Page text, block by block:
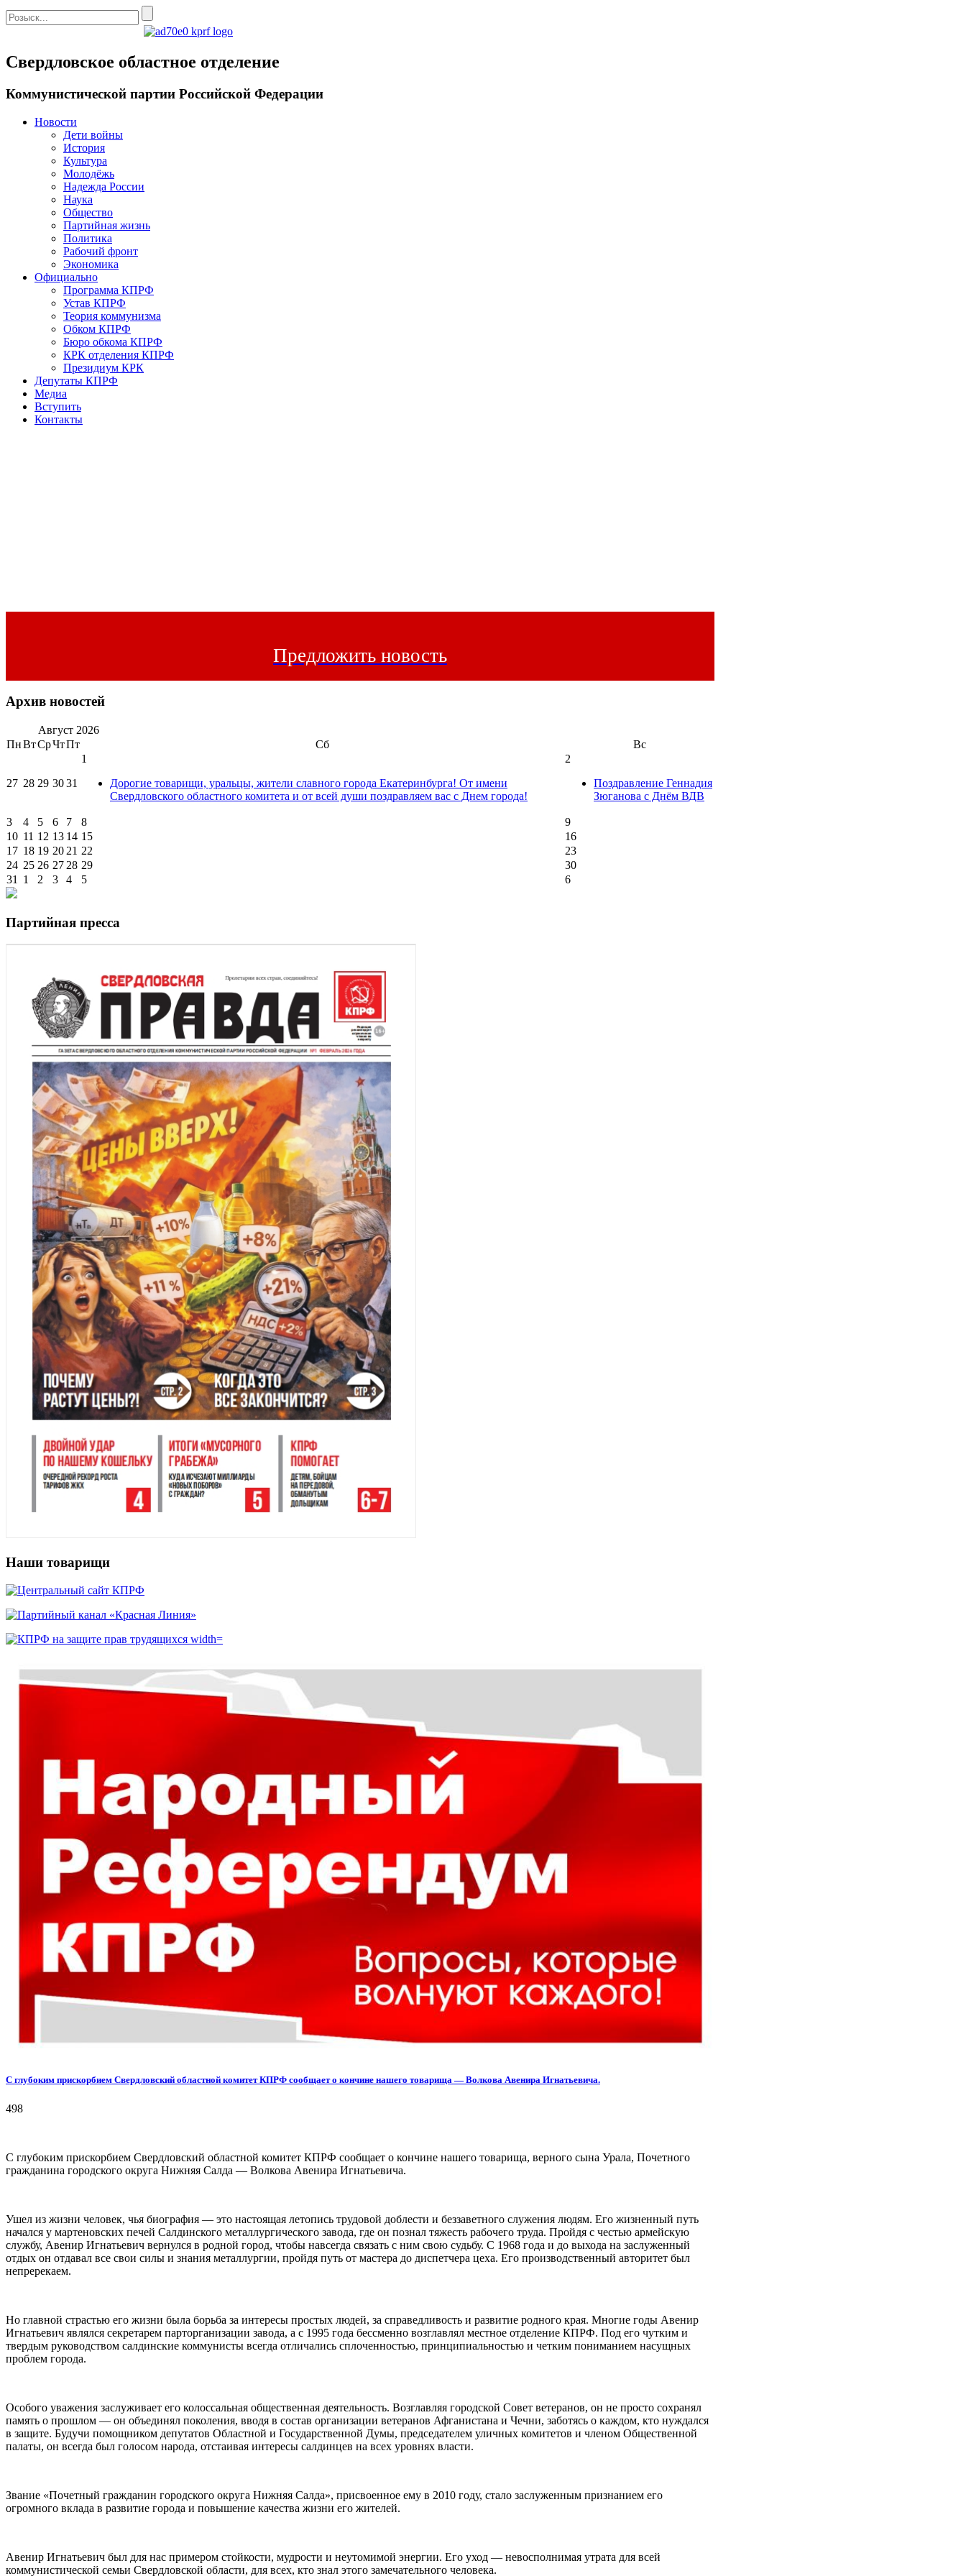
Свердловское областное отделение
Коммунистической партии Российской Федерации
Новости
Дети войны
История
Культура
Молодёжь
Надежда России
Наука
Общество
Партийная жизнь
Политика
Рабочий фронт
Экономика
Официально
Программа КПРФ
Устав КПРФ
Теория коммунизма
Обком КПРФ
Бюро обкома КПРФ
КРК отделения КПРФ
Президиум КРК
Депутаты КПРФ
Медиа
Вступить
Контакты
Предложить новость
Архив новостей
Август 2026
ПнВтСрЧтПт Сб Вс
27 28 29 3031
1
Дорогие товарищи, уральцы, жители славного города Екатеринбурга! От имени
Свердловского областного комитета и от всей души поздравляем вас с Днем города!
2
Поздравление Геннадия
Зюганова с Днём ВДВ
3 4 5 6 7 8
9
10 11 12 13 14 15
16
17 18 19 20 21 22
23
24 25 26 27 28 29
30
31
1 2 3 4 5 6
Партийная пресса
Наши товарищи
С глубоким прискорбием Свердловский областной комитет КПРФ сообщает о кончине нашего товарища — Волкова Авенира Игнатьевича.
498
С глубоким прискорбием Свердловский областной комитет КПРФ сообщает о кончине нашего товарища, верного сына Урала, Почетного
гражданина городского округа Нижняя Салда — Волкова Авенира Игнатьевича.
Ушел из жизни человек, чья биография — это настоящая летопись трудовой доблести и беззаветного служения людям. Его жизненный путь
начался у мартеновских печей Салдинского металлургического завода, где он познал тяжесть рабочего труда. Пройдя с честью армейскую
службу, Авенир Игнатьевич вернулся в родной город, чтобы навсегда связать с ним свою судьбу. С 1968 года и до выхода на заслуженный
отдых он отдавал все свои силы и знания металлургии, пройдя путь от мастера до диспетчера цеха. Его производственный авторитет был
непререкаем.
Но главной страстью его жизни была борьба за интересы простых людей, за справедливость и развитие родного края. Многие годы Авенир
Игнатьевич являлся секретарем парторганизации завода, а с 1995 года бессменно возглавлял местное отделение КПРФ. Под его чутким и
твердым руководством салдинские коммунисты всегда отличались сплоченностью, принципиальностью и четким пониманием насущных
проблем города.
Особого уважения заслуживает его колоссальная общественная деятельность. Возглавляя городской Совет ветеранов, он не просто сохранял
память о прошлом — он объединял поколения, вводя в состав организации ветеранов Афганистана и Чечни, заботясь о каждом, кто нуждался
в защите. Будучи помощником депутатов Областной и Государственной Думы, председателем уличных комитетов и членом Общественной
палаты, он всегда был голосом народа, отстаивая интересы салдинцев на всех уровнях власти.
Звание «Почетный гражданин городского округа Нижняя Салда», присвоенное ему в 2010 году, стало заслуженным признанием его
огромного вклада в развитие города и повышение качества жизни его жителей.
Авенир Игнатьевич был для нас примером стойкости, мудрости и неутомимой энергии. Его уход — невосполнимая утрата для всей
коммунистической семьи Свердловской области, для всех, кто знал этого замечательного человека.